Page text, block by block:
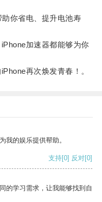
你省电、提升电池寿
加速器都能够为你
再次焕发青春！。
我的娱乐提供帮助。
支持[0] 反对[0]
的学习需求，让我能够找到自